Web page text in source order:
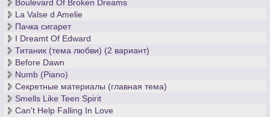
Boulevard Of Broken Dreams
La Valse d Amelie
Пачка сигарет
I Dreamt Of Edward
Титаник (тема любви) (2 вариант)
Before Dawn
Numb (Piano)
Секретные материалы (главная тема)
Smells Like Teen Spirit
Can't Help Falling In Love